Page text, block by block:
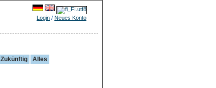
Login / Neues Konto
Zukünftig Alles